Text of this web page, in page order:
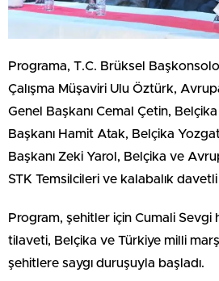
Programa, T.C. Brüksel
Çalışma Müşaviri Ulu Öztürk,
Genel Başkanı Cemal Çetin,
Başkanı Hamit Atak, Belçika
Başkanı Zeki Yarol, Belçika ve
STK Temsilcileri ve kalabalık
Program, şehitler için Cumali Sevgi
tilaveti, Belçika ve Türkiye milli
şehitlere saygı duruşuyla başladı.